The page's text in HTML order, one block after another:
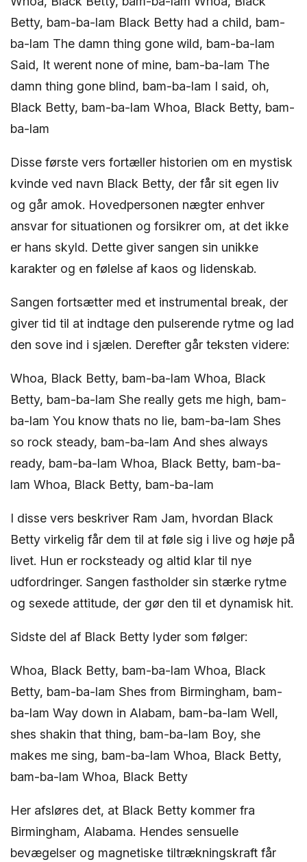
Betty, bam-ba-lam Black Betty had a child, bam-
ba-lam The damn thing gone wild, bam-ba-lam
Said, It werent none of mine, bam-ba-lam The
damn thing gone blind, bam-ba-lam I said, oh,
Black Betty, bam-ba-lam Whoa, Black Betty, bam-
ba-lam
Disse første vers fortæller historien om en mystisk
kvinde ved navn Black Betty, der får sit egen liv
og går amok. Hovedpersonen nægter enhver
ansvar for situationen og forsikrer om, at det ikke
er hans skyld. Dette giver sangen sin unikke
karakter og en følelse af kaos og lidenskab.
Sangen fortsætter med et instrumental break, der
giver tid til at indtage den pulserende rytme og lad
den sove ind i sjælen. Derefter går teksten videre:
Whoa, Black Betty, bam-ba-lam Whoa, Black
Betty, bam-ba-lam She really gets me high, bam-
ba-lam You know thats no lie, bam-ba-lam Shes
so rock steady, bam-ba-lam And shes always
ready, bam-ba-lam Whoa, Black Betty, bam-ba-
lam Whoa, Black Betty, bam-ba-lam
I disse vers beskriver Ram Jam, hvordan Black
Betty virkelig får dem til at føle sig i live og høje på
livet. Hun er rocksteady og altid klar til nye
udfordringer. Sangen fastholder sin stærke rytme
og sexede attitude, der gør den til et dynamisk hit.
Sidste del af Black Betty lyder som følger:
Whoa, Black Betty, bam-ba-lam Whoa, Black
Betty, bam-ba-lam Shes from Birmingham, bam-
ba-lam Way down in Alabam, bam-ba-lam Well,
shes shakin that thing, bam-ba-lam Boy, she
makes me sing, bam-ba-lam Whoa, Black Betty,
bam-ba-lam Whoa, Black Betty
Her afsløres det, at Black Betty kommer fra
Birmingham, Alabama. Hendes sensuelle
bevægelser og magnetiske tiltrækningskraft får